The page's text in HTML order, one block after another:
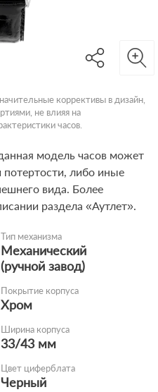
коррективы в дизайн,
не влияя на
часов.
модель часов может
либо иные
вида. Более
раздела «Аутлет».
Тип механизма
Механический
(ручной завод)
Покрытие корпуса
Хром
Ширина корпуса
33/43 мм
Цвет циферблата
Черный